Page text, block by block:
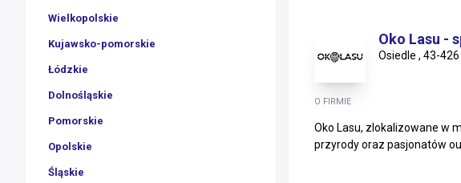
Wielkopolskie
Kujawsko-pomorskie
Łódzkie
Dolnośląskie
Pomorskie
Opolskie
Śląskie
Oko Lasu -
Osiedle , 43-
O FIRMIE
Oko Lasu, zlokalizowane w
przyrody oraz pasjonatów